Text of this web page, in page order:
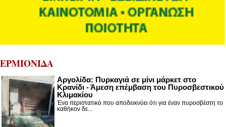
ΕΡΜΙΟΝΙΔΑ
Αργολίδα: Πυρκαγιά σε μίνι μάρκετ στο
Κρανίδι - Άμεση επέμβαση του Πυροσβεστικού
Κλιμακίου
Ένα περιστατικό που αποδεικνύει ότι για έναν πυροσβέστη το
καθήκον δε...